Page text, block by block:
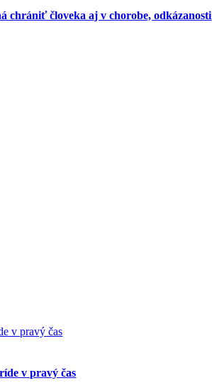
chrániť človeka aj v chorobe, odkázanosti
v pravý čas
v pravý čas